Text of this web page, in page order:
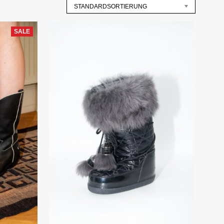
STANDARDSORTIERUNG
SALE